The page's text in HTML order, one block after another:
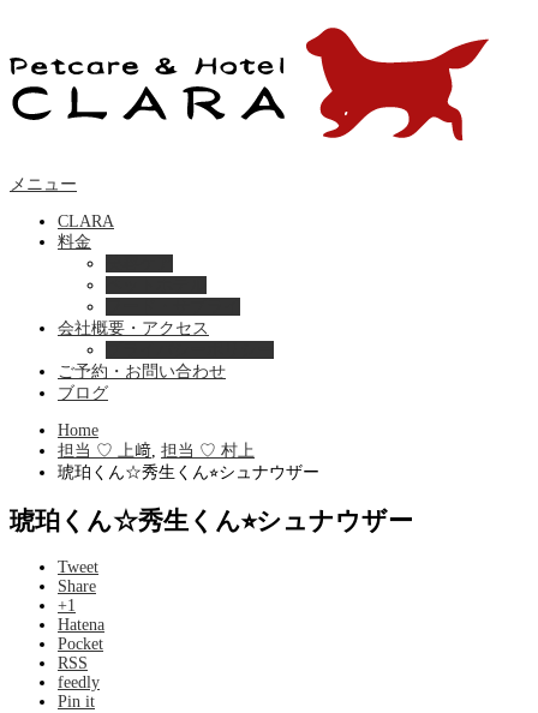
メニュー
CLARA
料金
会社概要・アクセス
ご予約・お問い合わせ
ブログ
Home
担当 ♡ 上﨑 担当 ♡ 村上
琥珀くん☆秀生くん⭐︎シュナウザー
琥珀くん☆秀生くん⭐︎シュナウザー
Tweet
Share
+1
Hatena
Pocket
RSS
feedly
Pin it